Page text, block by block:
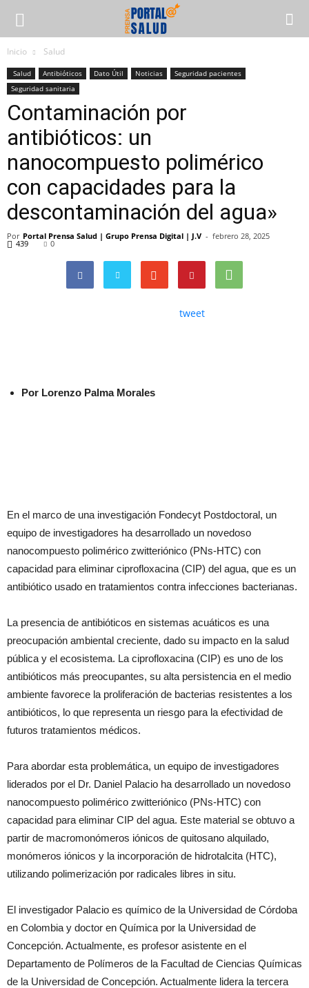
Inicio Salud
Salud Antibióticos Dato Útil Noticias
Seguridad pacientes
Seguridad sanitaria
Contaminación por
antibióticos: un
nanocompuesto polimérico
con capacidades para la
descontaminación del agua»
Por Portal Prensa Salud | Grupo Prensa Digital | J.V - febrero 28, 2025
439 0
tweet
Por Lorenzo Palma Morales
En el marco de una investigación Fondecyt Postdoctoral, un
equipo de investigadores ha desarrollado un novedoso
nanocompuesto polimérico zwitteriónico (PNs-HTC) con
capacidad para eliminar ciprofloxacina (CIP) del agua, que es un
antibiótico usado en tratamientos contra infecciones bacterianas.
La presencia de antibióticos en sistemas acuáticos es una
preocupación ambiental creciente, dado su impacto en la salud
pública y el ecosistema. La ciprofloxacina (CIP) es uno de los
antibióticos más preocupantes, su alta persistencia en el medio
ambiente favorece la proliferación de bacterias resistentes a los
antibióticos, lo que representa un riesgo para la efectividad de
futuros tratamientos médicos.
Para abordar esta problemática, un equipo de investigadores
liderados por el Dr. Daniel Palacio ha desarrollado un novedoso
nanocompuesto polimérico zwitteriónico (PNs-HTC) con
capacidad para eliminar CIP del agua. Este material se obtuvo a
partir de macromonómeros iónicos de quitosano alquilado,
monómeros iónicos y la incorporación de hidrotalcita (HTC),
utilizando polimerización por radicales libres in situ.
El investigador Palacio es químico de la Universidad de Córdoba
en Colombia y doctor en Química por la Universidad de
Concepción. Actualmente, es profesor asistente en el
Departamento de Polímeros de la Facultad de Ciencias Químicas
de la Universidad de Concepción. Actualmente lidera la tercera